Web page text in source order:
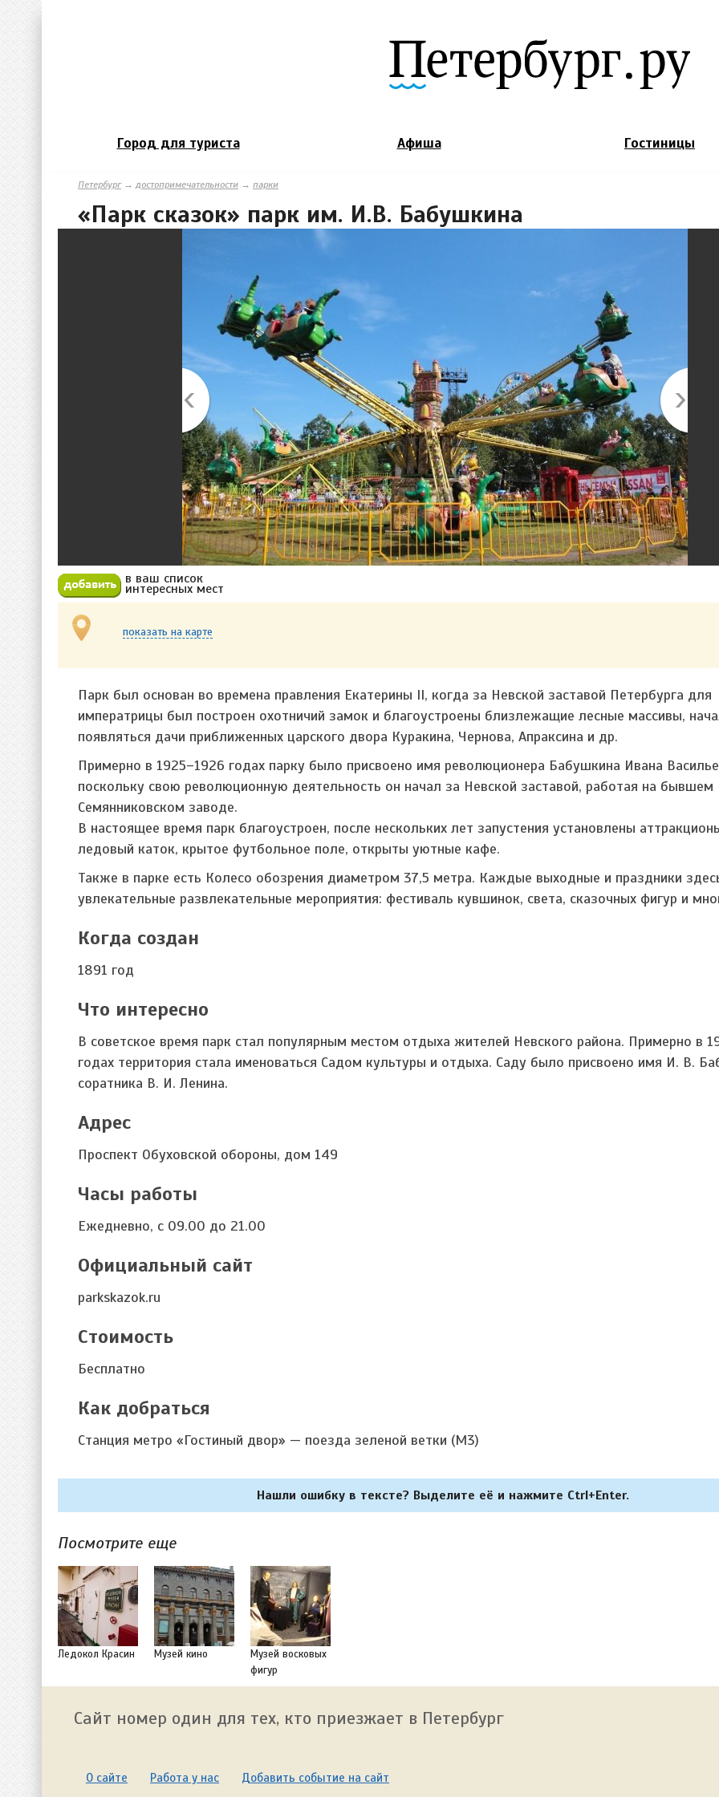
Город для туриста Афиша Гостиницы
Петербург→ достопримечательности → парки
«Парк сказок» парк им. И.В. Бабушкина
Добавить в избранное
в ваш список
интересных мест
показать на карте
Парк был основан во времена правления Екатерины II, когда за Невской заставой Петербурга для
императрицы был построен охотничий замок и благоустроены близлежащие лесные массивы,
появляться дачи приближенных царского двора Куракина, Чернова, Апраксина и др.
Примерно в 1925–1926 годах парку было присвоено имя революционера Бабушкина Ивана
поскольку свою революционную деятельность он начал за Невской заставой, работая на бывшем
Семянниковском заводе.
В настоящее время парк благоустроен, после нескольких лет запустения установлены
ледовый каток, крытое футбольное поле, открыты уютные кафе.
Также в парке есть Колесо обозрения диаметром 37,5 метра. Каждые выходные и праздники
увлекательные развлекательные мероприятия: фестиваль кувшинок, света, сказочных фигур и
Когда создан
1891 год
Что интересно
В советское время парк стал популярным местом отдыха жителей Невского района. Примерно в
годах территория стала именоваться Садом культуры и отдыха. Саду было присвоено имя И. В.
соратника В. И. Ленина.
Адрес
Проспект Обуховской обороны, дом 149
Часы работы
Ежедневно, с 09.00 до 21.00
Официальный сайт
parkskazok.ru
Стоимость
Бесплатно
Как добраться
Станция метро «Гостиный двор» — поезда зеленой ветки (М3)
Нашли ошибку в тексте? Выделите её и нажмите Ctrl+Enter.
Посмотрите еще
Ледокол Красин Музей кино
Музей восковых
фигур
Сайт номер один для тех, кто приезжает в Петербург
О сайте Работа у нас Добавить событие на сайт